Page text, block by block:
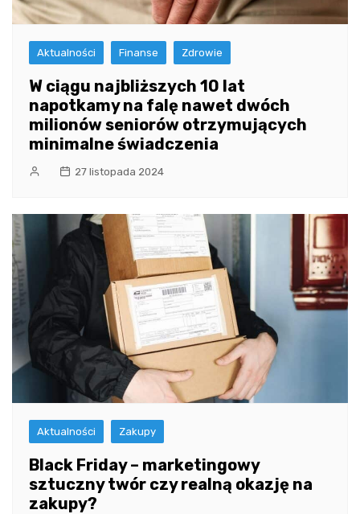
Aktualności Finanse Zdrowie
W ciągu najbliższych 10 lat
napotkamy na falę nawet dwóch
milionów seniorów otrzymujących
minimalne świadczenia
27 listopada 2024
Aktualności Zakupy
Black Friday – marketingowy
sztuczny twór czy realną okazję na
zakupy?